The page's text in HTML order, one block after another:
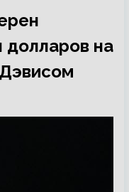
долларов на